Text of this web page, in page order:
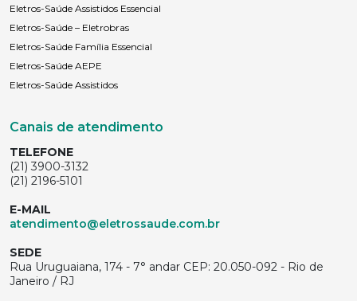
Eletros-Saúde Assistidos Essencial
Eletros-Saúde – Eletrobras
Eletros-Saúde Família Essencial
Eletros-Saúde AEPE
Eletros-Saúde Assistidos
Canais de atendimento
TELEFONE
(21) 3900-3132
(21) 2196-5101
E-MAIL
atendimento@eletrossaude.com.br
SEDE
Rua Uruguaiana, 174 - 7° andar CEP: 20.050-092 - Rio de
Janeiro / RJ